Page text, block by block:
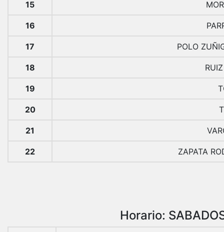
15
16
17 POLO
18
19
20
21
22 ZAPATA
Horario: